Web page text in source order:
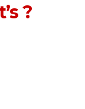
?